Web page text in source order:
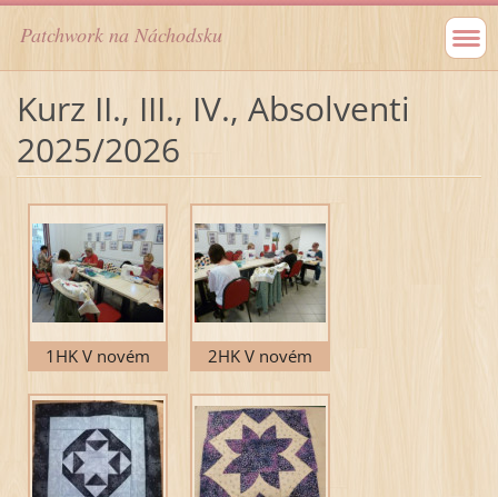
Patchwork na Náchodsku
Kurz II., III., IV., Absolventi
2025/2026
1HK V novém
2HK V novém